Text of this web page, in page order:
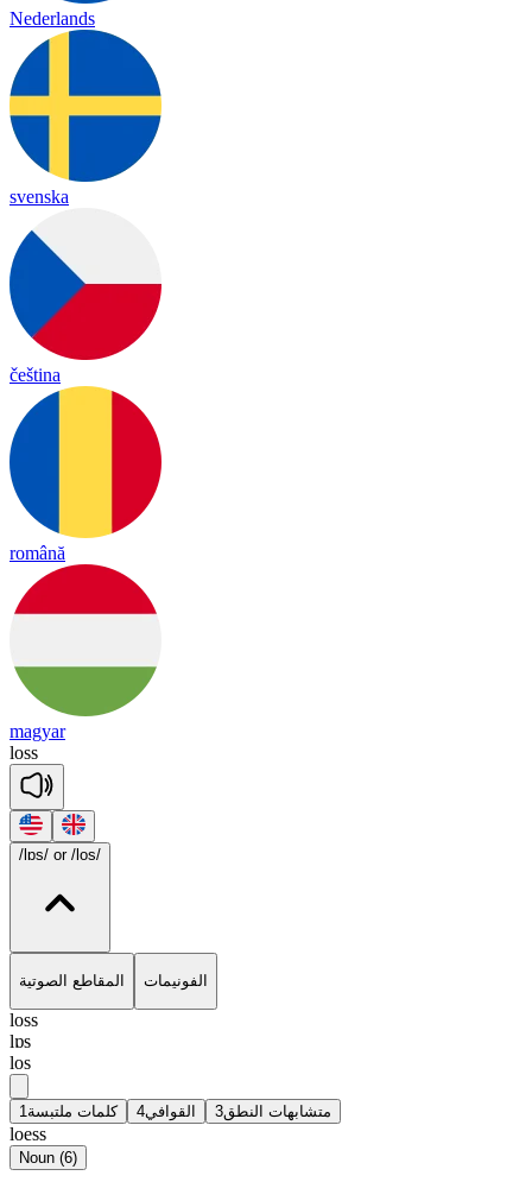
Nederlands
svenska
čeština
română
magyar
loss
/lɒs/ or /los/
المقاطع الصوتية الفونيمات
loss
lɒs
los
كلمات ملتبسة 1 القوافي4 متشابهات النطق3
loess
Noun (6)